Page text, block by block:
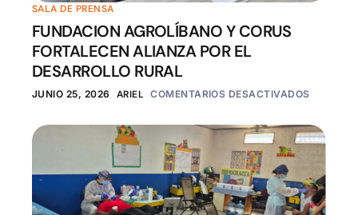
SALA DE PRENSA
FUNDACION AGROLÍBANO Y CORUS
FORTALECEN ALIANZA POR EL
DESARROLLO RURAL
JUNIO 25, 2026 ARIEL COMENTARIOS DESACTIVADOS